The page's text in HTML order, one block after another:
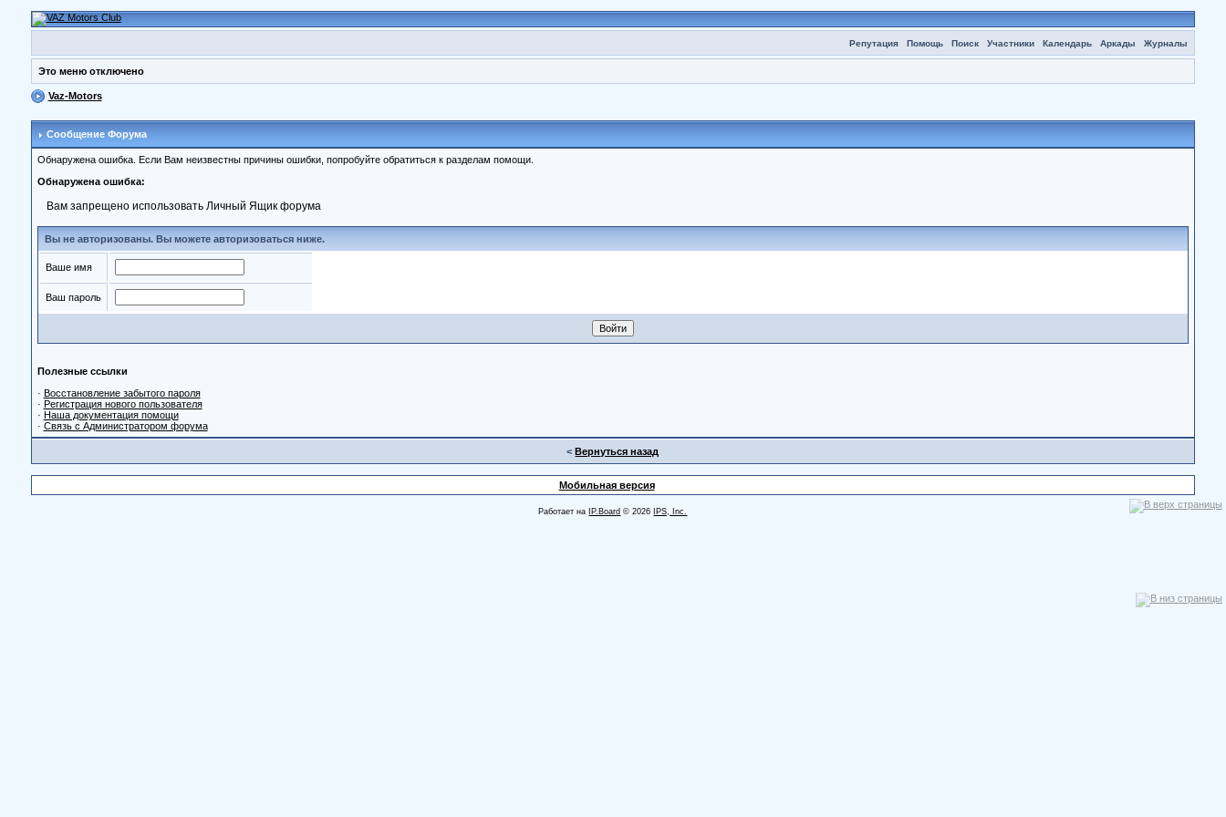
Репутация Помощь Поиск Участники Календарь Аркады Журналы
Это меню отключено
Vaz-Motors
Сообщение Форума
Обнаружена ошибка. Если Вам неизвестны причины ошибки, попробуйте обратиться к разделам помощи.
Обнаружена ошибка:
Вам запрещено использовать Личный Ящик форума
Вы не авторизованы. Вы можете авторизоваться ниже.
Ваше имя
Ваш пароль
Полезные ссылки
· Восстановление забытого пароля
· Регистрация нового пользователя
· Наша документация помощи
· Связь с Администратором форума
<Вернуться назад
Мобильная версия
Работает на IP.Board © 2026 IPS, Inc.